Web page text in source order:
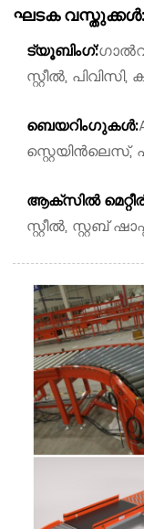
ഘടക വസ്തുക്കൾ:
ട്യൂബിംഗ്:
സ്റ്റീൽ,
ബെയറിംഗുകൾ:
സ്റ്റെയിൻലെസ്,
ആക്സിൽ
സ്റ്റീൽ, സ്റ്റബ്